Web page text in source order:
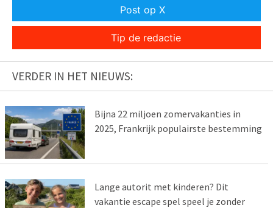
Post op X
Tip de redactie
VERDER IN HET NIEUWS:
Bijna 22 miljoen zomervakanties in
2025, Frankrijk populairste bestemming
Lange autorit met kinderen? Dit
vakantie escape spel speel je zonder